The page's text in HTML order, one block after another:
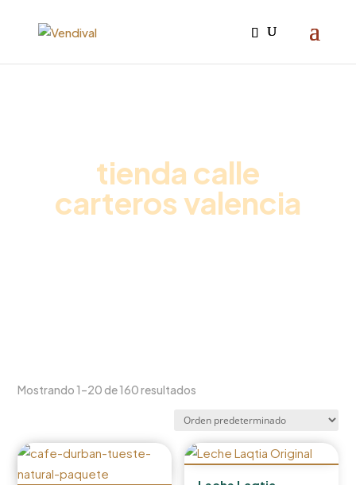
tienda calle
carteros valencia
Mostrando 1–20 de 160 resultados